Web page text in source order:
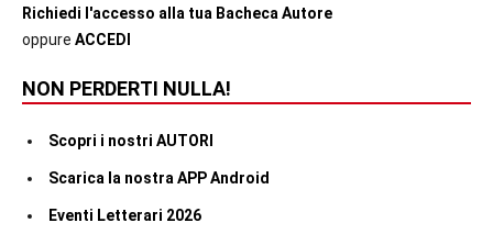
Richiedi l'accesso alla tua Bacheca Autore
oppure ACCEDI
NON PERDERTI NULLA!
Scopri i nostri AUTORI
Scarica la nostra APP Android
Eventi Letterari 2026